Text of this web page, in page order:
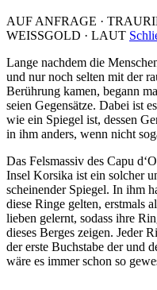
AUF ANFRAGE ·
WEISSGOLD · LAUT
Lange nachdem die
und nur noch selten mit der
Berührung kamen, begann
seien Gegensätze. Dabei ist
wie ein Spiegel ist, dessen
in ihm anders, wenn nicht
Das Felsmassiv des Capu
Insel Korsika ist ein solcher
scheinender Spiegel. In ihm
diese Ringe gelten, erstmals
lieben gelernt, sodass ihre
dieses Berges zeigen. Jeder
der erste Buchstabe der und
wäre es immer schon so